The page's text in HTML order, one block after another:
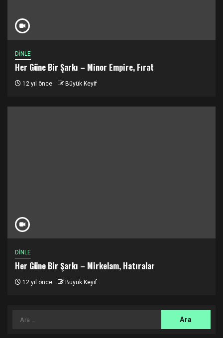
DİNLE
Her Güne Bir Şarkı – Minor Empire, Fırat
12 yıl önce Büyük Keyif
DİNLE
Her Güne Bir Şarkı – Mirkelam, Hatıralar
12 yıl önce Büyük Keyif
Arama: